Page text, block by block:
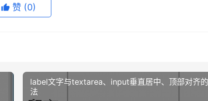
赞 (0)
label文字与textarea、input垂直居中、顶部对齐
法